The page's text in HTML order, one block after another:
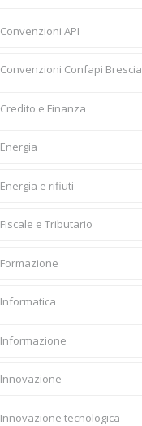
Convenzioni API
Convenzioni Confapi Brescia
Credito e Finanza
Energia
Energia e rifiuti
Fiscale e Tributario
Formazione
Informatica
Informazione
Innovazione
Innovazione tecnologica